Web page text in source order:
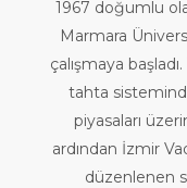
1967 doğumlu
Marmara
çalışmaya
tahta
piyasaları
ardından İzmir
düzenlenen